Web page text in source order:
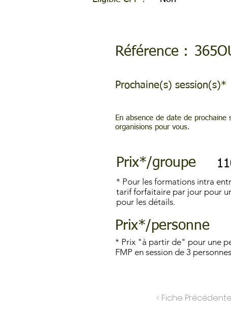
Référence :
Prochaine(s) session(s)*
En absence de date de
organisions pour vous.
Prix*/groupe
* Pour les formations intra
tarif forfaitaire par jour pour
pour les détails.
Prix*/personne
* Prix "à partir de" pour une
FMP en session de 3
< Fiche Précédente